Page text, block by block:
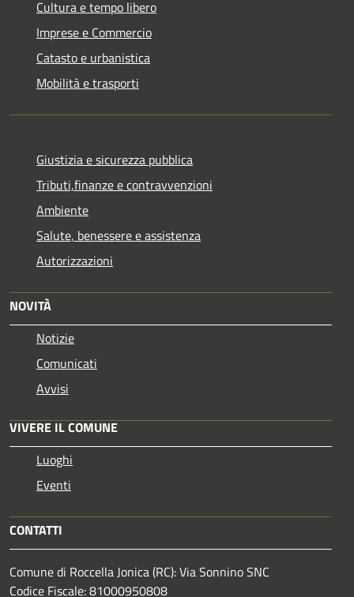
Cultura e tempo libero
Imprese e Commercio
Catasto e urbanistica
Mobilità e trasporti
Giustizia e sicurezza pubblica
Tributi,finanze e contravvenzioni
Ambiente
Salute, benessere e assistenza
Autorizzazioni
NOVITÀ
Notizie
Comunicati
Avvisi
VIVERE IL COMUNE
Luoghi
Eventi
CONTATTI
Comune di Roccella Jonica (RC): Via Sonnino SNC
Codice Fiscale: 81000950808